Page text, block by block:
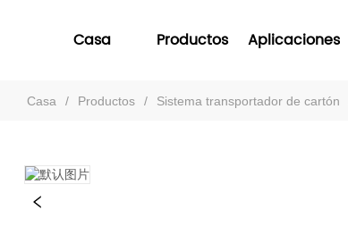
Casa Productos Aplicaciones
Casa / Productos / Sistema transportador de cartón